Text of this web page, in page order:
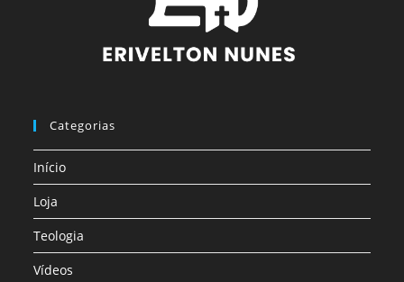
Categorias
Início
Loja
Teologia
Vídeos